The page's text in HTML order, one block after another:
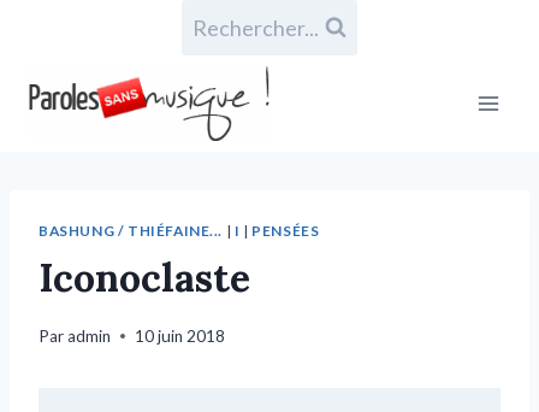
Rechercher...
BASHUNG / THIÉFAINE... | I | PENSÉES
Iconoclaste
Paradmin 10 juin 2018